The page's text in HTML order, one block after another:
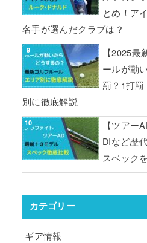
とめ！ア
名手が選んだクラブは？
【2025
ールが動
罰？1打
別に徹底解説
【ツアー
DIなど歴
スペック
カテゴリー
ギア情報